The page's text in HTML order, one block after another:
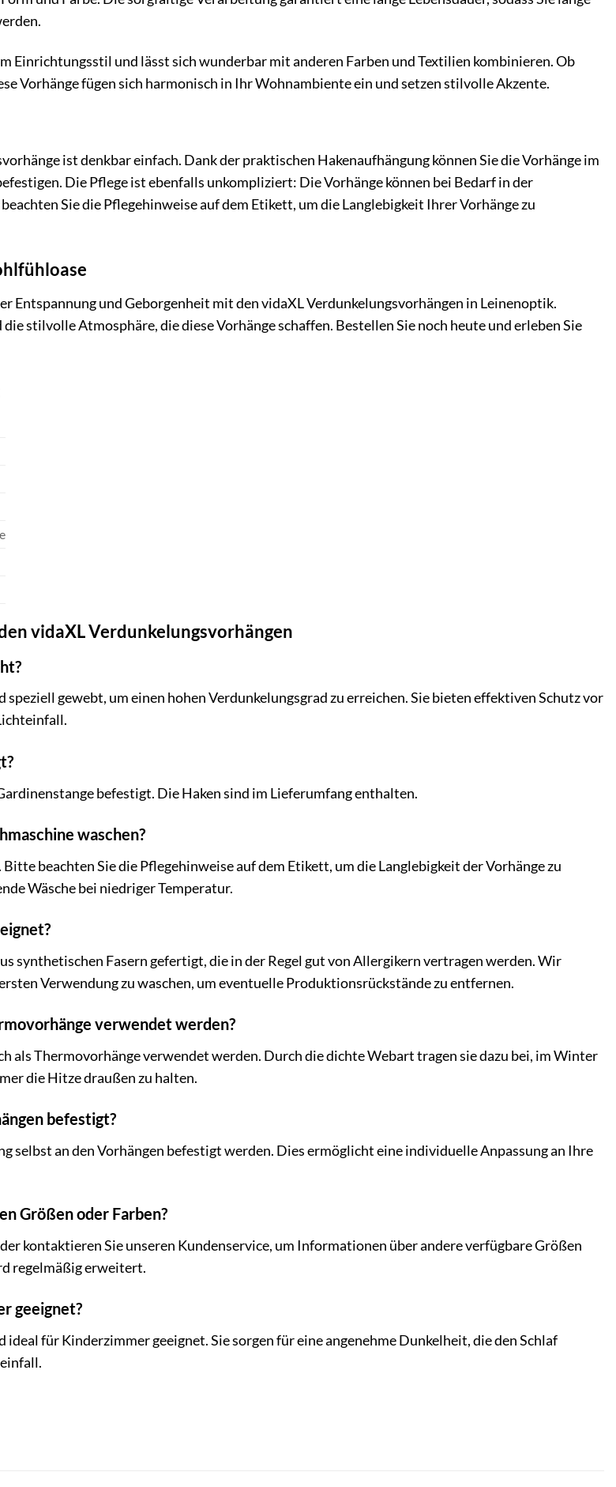
Einrichtungsstil und lässt sich wunderbar mit anderen Farben und Textilien kombinieren. Ob
Vorhänge fügen sich harmonisch in Ihr Wohnambiente ein und setzen stilvolle Akzente.
ist denkbar einfach. Dank der praktischen Hakenaufhängung können Sie die Vorhänge im
Die Pflege ist ebenfalls unkompliziert: Die Vorhänge können bei Bedarf in der
Sie die Pflegehinweise auf dem Etikett, um die Langlebigkeit Ihrer Vorhänge zu
Entspannung und Geborgenheit mit den vidaXL Verdunkelungsvorhängen in Leinenoptik.
stilvolle Atmosphäre, die diese Vorhänge schaffen. Bestellen Sie noch heute und erleben Sie
vidaXL Verdunkelungsvorhängen
speziell gewebt, um einen hohen Verdunkelungsgrad zu erreichen. Sie bieten effektiven Schutz vor
befestigt. Die Haken sind im Lieferumfang enthalten.
waschen?
beachten Sie die Pflegehinweise auf dem Etikett, um die Langlebigkeit der Vorhänge zu
Wäsche bei niedriger Temperatur.
synthetischen Fasern gefertigt, die in der Regel gut von Allergikern vertragen werden. Wir
Verwendung zu waschen, um eventuelle Produktionsrückstände zu entfernen.
verwendet werden?
als Thermovorhänge verwendet werden. Durch die dichte Webart tragen sie dazu bei, im Winter
die Hitze draußen zu halten.
befestigt?
selbst an den Vorhängen befestigt werden. Dies ermöglicht eine individuelle Anpassung an Ihre
Größen oder Farben?
kontaktieren Sie unseren Kundenservice, um Informationen über andere verfügbare Größen
regelmäßig erweitert.
geeignet?
ideal für Kinderzimmer geeignet. Sie sorgen für eine angenehme Dunkelheit, die den Schlaf